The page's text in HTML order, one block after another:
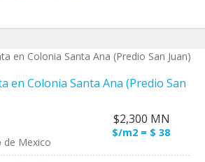
en Colonia Santa Ana (Predio San
$2,300 MN
$/m2 = $ 38
de Mexico